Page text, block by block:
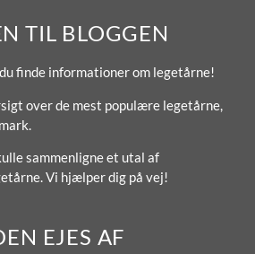
TIL BLOGGEN
finde informationer om legetårne!
over de mest populære legetårne,
sammenligne et utal af
Vi hjælper dig på vej!
EJES AF